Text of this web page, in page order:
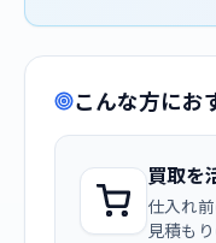
こんな方にお
買取を
仕入れ
見積も